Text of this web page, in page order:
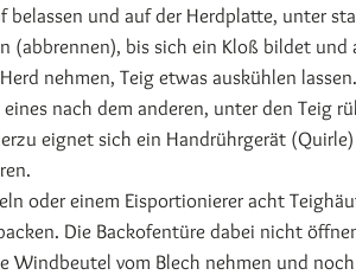
belassen und auf der Herdplatte, unter
(abbrennen), bis sich ein Kloß bildet und
nehmen, Teig etwas auskühlen lassen.
eines nach dem anderen, unter den Teig
eignet sich ein Handrührgerät
oder einem Eisportionierer acht
Die Backofentüre dabei nicht
Windbeutel vom Blech nehmen und